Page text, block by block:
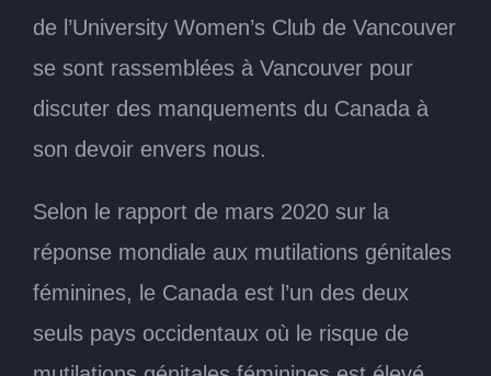
de l’University Women’s Club de Vancouver
se sont rassemblées à Vancouver pour
discuter des manquements du Canada à
son devoir envers nous.
Selon le rapport de mars 2020 sur la
réponse mondiale aux mutilations génitales
féminines, le Canada est l’un des deux
seuls pays occidentaux où le risque de